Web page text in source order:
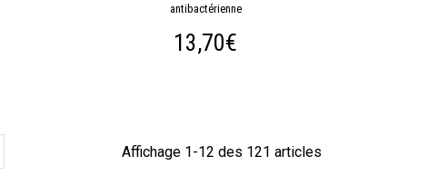
antibactérienne
13,70€
Affichage 1-12 des 121 articles